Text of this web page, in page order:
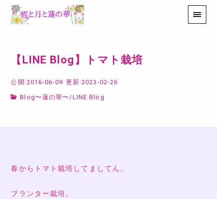
【LINE Blog】トマト栽培
公開:2016-06-09 更新:2023-02-26
Blog〜蓮の華〜 /LINE Blog
春からトマト栽培してましてん。
プランター栽培。